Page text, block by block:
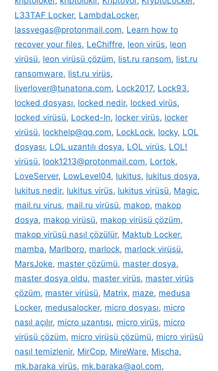
L33TAF Locker, LambdaLocker,
lassvegas@protonmail.com, Learn how to
recover your files, LeChiffre, leon virüs, leon
virüsü, leon virüsü çözüm, list.ru ransom, list.ru
ransomware, list.ru virüs,
liverlover@tunatona.com, Lock2017, Lock93,
locked dosyası, locked nedir, locked virüs,
locked virüsü, Locked-In, locker virüs, locker
virüsü, lockhelp@qq.com, LockLock, locky, LOL
dosyası, LOL uzantılı dosya, LOL virüs, LOL!
virüsü, look1213@protonmail.com, Lortok,
LoveServer, LowLevel04, lukitus, lukitus dosya,
lukitus nedir, lukitus virüs, lukitus virüsü, Magic,
mail.ru virus, mail.ru virüsü, makop, makop
dosya, makop virüsü, makop virüsü çözüm,
makop virüsü nasıl çözülür, Maktub Locker,
mamba, Marlboro, marlock, marlock virüsü,
MarsJoke, master çözümü, master dosya,
master dosya oldu, master virüs, master virüs
çözüm, master virüsü, Matrix, maze, medusa
Locker, medusalocker, micro dosyası, micro
nasıl açılır, micro uzantısı, micro virüs, micro
virüsü çözüm, micro virüsü çözümü, micro virüsü
nasıl temizlenir, MirCop, MireWare, Mischa,
mk.baraka virüs, mk.baraka@aol.com,